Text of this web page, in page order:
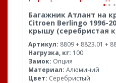
Багажник Атлант на
Citroen Berlingo 1996-
крышу (серебристая
Артикул: 8809 + 8823.01 +
Нагрузка, кг: 100
Замок: Опция
Материал: Алюминий
Цвет: Серебристый